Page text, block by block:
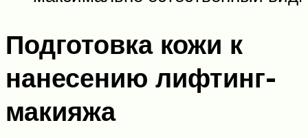
Подготовка кожи к
нанесению лифтинг-
макияжа